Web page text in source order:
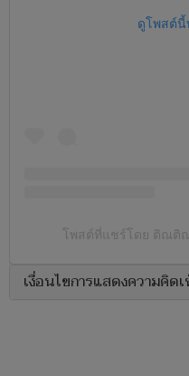
ดูโพสต์นี้
โพสต์ที่แชร์โดย ติณติณ
เงื่อนไขการแสดงความคิด